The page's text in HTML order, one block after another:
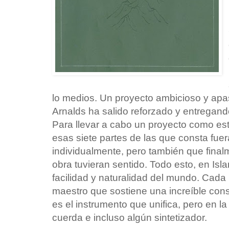
lo medios. Un proyecto ambicioso y
Arnalds ha salido reforzado y
Para llevar a cabo un proyecto como
esas siete partes de las que consta
individualmente, pero también que
obra tuvieran sentido. Todo esto, en
facilidad y naturalidad del mundo.
maestro que sostiene una increíble
es el instrumento que unifica, pero en
cuerda e incluso algún sintetizador.